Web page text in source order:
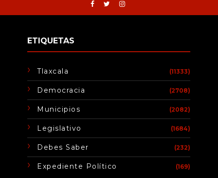
ETIQUETAS
Tlaxcala (11333)
Democracia (2708)
Municipios (2082)
Legislativo (1684)
Debes Saber (232)
Expediente Político (169)